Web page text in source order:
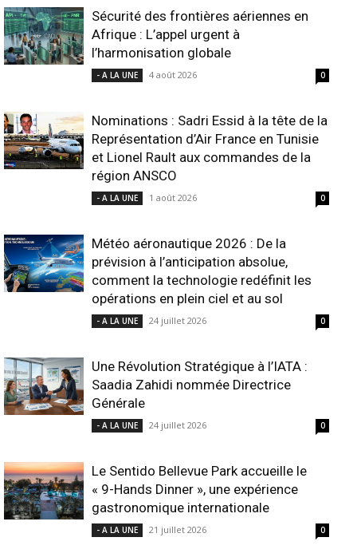
Sécurité des frontières aériennes en
Afrique : L’appel urgent à
l’harmonisation globale
- A LA UNE 4 août 2026 0
Nominations : Sadri Essid à la tête de la
Représentation d’Air France en Tunisie
et Lionel Rault aux commandes de la
région ANSCO
- A LA UNE 1 août 2026 0
Météo aéronautique 2026 : De la
prévision à l’anticipation absolue,
comment la technologie redéfinit les
opérations en plein ciel et au sol
- A LA UNE 24 juillet 2026 0
Une Révolution Stratégique à l’IATA :
Saadia Zahidi nommée Directrice
Générale
- A LA UNE 24 juillet 2026 0
Le Sentido Bellevue Park accueille le
« 9-Hands Dinner », une expérience
gastronomique internationale
- A LA UNE 21 juillet 2026 0